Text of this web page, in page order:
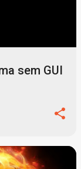
sem GUI